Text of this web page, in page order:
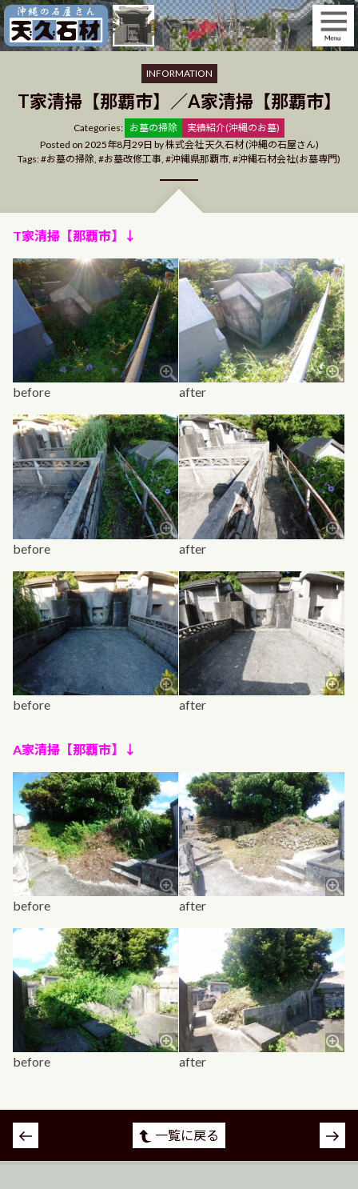
Skip
to
content
INFORMATION
T家清掃【那覇市】／A家清掃【那覇市】
Categories: Categories
お墓の掃除
実績紹介(沖縄のお墓)
Posted on 2025年8月29日 by株式会社 天久石材 (沖縄の石屋さん)
Tags:
お墓の掃除, お墓改修工事, 沖縄県那覇市, 沖縄石材会社(お墓専門)
T家清掃【那覇市】↓
before after
before after
before after
A家清掃【那覇市】↓
before after
before after
投
稿
一覧に戻る